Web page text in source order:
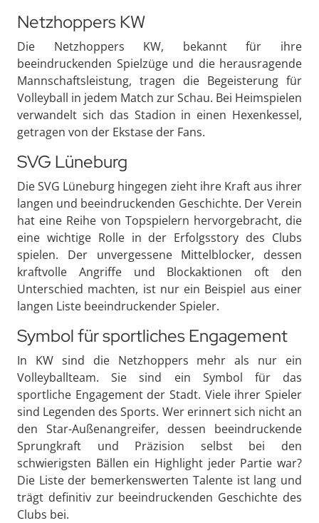
Netzhoppers KW
Die Netzhoppers KW, bekannt für ihre
beeindruckenden Spielzüge und die herausragende
Mannschaftsleistung, tragen die Begeisterung für
Volleyball in jedem Match zur Schau. Bei Heimspielen
verwandelt sich das Stadion in einen Hexenkessel,
getragen von der Ekstase der Fans.
SVG Lüneburg
Die SVG Lüneburg hingegen zieht ihre Kraft aus ihrer
langen und beeindruckenden Geschichte. Der Verein
hat eine Reihe von Topspielern hervorgebracht, die
eine wichtige Rolle in der Erfolgsstory des Clubs
spielen. Der unvergessene Mittelblocker, dessen
kraftvolle Angriffe und Blockaktionen oft den
Unterschied machten, ist nur ein Beispiel aus einer
langen Liste beeindruckender Spieler.
Symbol für sportliches Engagement
In KW sind die Netzhoppers mehr als nur ein
Volleyballteam. Sie sind ein Symbol für das
sportliche Engagement der Stadt. Viele ihrer Spieler
sind Legenden des Sports. Wer erinnert sich nicht an
den Star-Außenangreifer, dessen beeindruckende
Sprungkraft und Präzision selbst bei den
schwierigsten Bällen ein Highlight jeder Partie war?
Die Liste der bemerkenswerten Talente ist lang und
trägt definitiv zur beeindruckenden Geschichte des
Clubs bei.